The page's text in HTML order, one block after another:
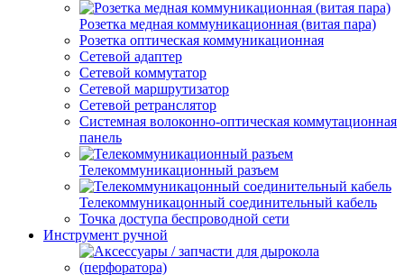
Розетка медная коммуникационная (витая пара)
Розетка оптическая коммуникационная
Сетевой адаптер
Сетевой коммутатор
Сетевой маршрутизатор
Сетевой ретранслятор
Системная волоконно-оптическая коммутационная
панель
Телекоммуникационный разъем
Телекоммуникацонный соединительный кабель
Точка доступа беспроводной сети
Инструмент ручной